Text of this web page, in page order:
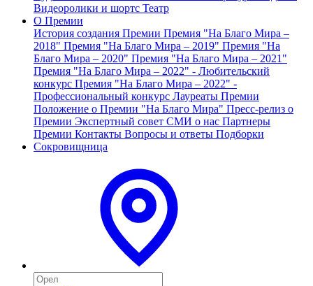
Видеоролики и шортс Театр
О Премии
История создания Премии Премия "На Благо Мира –
2018" Премия "На Благо Мира – 2019" Премия "На
Благо Мира – 2020" Премия "На Благо Мира – 2021"
Премия "На Благо Мира – 2022" - Любительский
конкурс Премия "На Благо Мира – 2022" -
Профессиональный конкурс Лауреаты Премии
Положение о Премии "На Благо Мира" Пресс-релиз о
Премии Экспертный совет СМИ о нас Партнеры
Премии Контакты Вопросы и ответы Подборки
Сокровищница